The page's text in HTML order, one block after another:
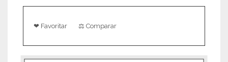
❤ Favoritar ⚖ Comparar